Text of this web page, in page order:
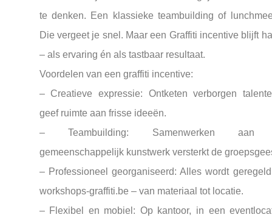
te denken. Een klassieke teambuilding of
Die vergeet je snel. Maar een Graffiti incentive blijft
– als ervaring én als tastbaar resultaat.
Voordelen van een graffiti incentive:
– Creatieve expressie: Ontketen verborgen
geef ruimte aan frisse ideeën.
– Teambuilding: Samenwerken aan
gemeenschappelijk kunstwerk versterkt de
– Professioneel georganiseerd: Alles wordt
workshops-graffiti.be – van materiaal tot locatie.
– Flexibel en mobiel: Op kantoor, in een